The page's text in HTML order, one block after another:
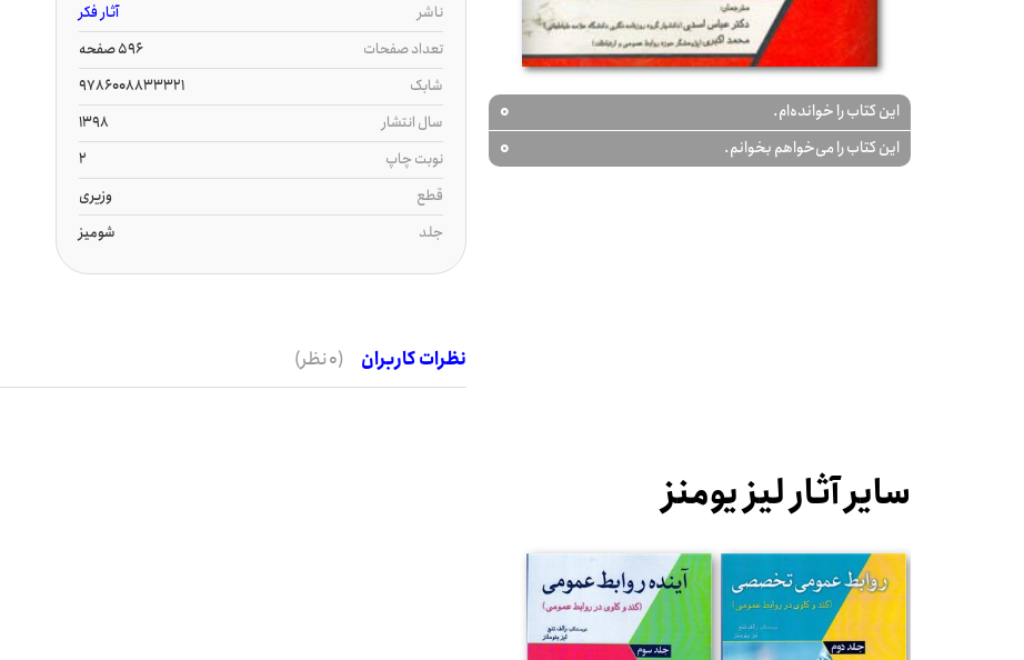
این کتاب را خوانده‌ام. 0
این کتاب را می‌خواهم بخوانم. 0
ناشر
آثار فکر
تعداد صفحات
596 صفحه
شابک
9786008833321
سال انتشار
1398
نوبت چاپ
2
قطع
وزیری
جلد
شومیز
نظرات کاربران (0 نظر)
سایر آثار لیز یومنز